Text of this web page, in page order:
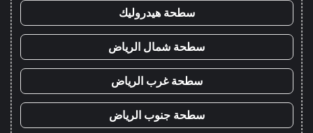
سطحة هيدروليك
سطحة شمال الرياض
سطحة غرب الرياض
سطحة جنوب الرياض